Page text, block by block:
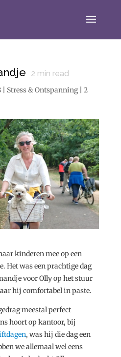
2 min read
| Stress & Ontspanning| 2
kinderen mee op een
Het was een prachtige dag
voor Olly op het stuur
hij comfortabel in paste.
meestal perfect
hoort op kantoor, bij
, was hij die dag een
we allemaal wel eens